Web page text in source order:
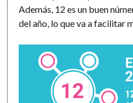
Además, 12 es un buen
del año, lo que va a facilitar